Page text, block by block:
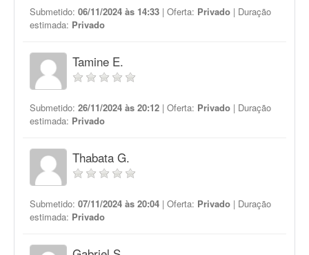
Submetido: 06/11/2024 às 14:33 | Oferta: Privado | Duração
estimada: Privado
Tamine E.
Submetido: 26/11/2024 às 20:12 | Oferta: Privado | Duração
estimada: Privado
Thabata G.
Submetido: 07/11/2024 às 20:04 | Oferta: Privado | Duração
estimada: Privado